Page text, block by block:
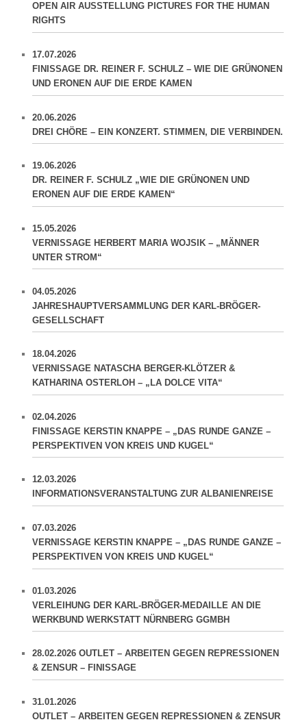
OPEN AIR AUSSTELLUNG PICTURES FOR THE HUMAN
RIGHTS
17.07.2026
FINISSAGE DR. REINER F. SCHULZ – WIE DIE GRÜNONEN
UND ERONEN AUF DIE ERDE KAMEN
20.06.2026
DREI CHÖRE – EIN KONZERT. STIMMEN, DIE VERBINDEN.
19.06.2026
DR. REINER F. SCHULZ „WIE DIE GRÜNONEN UND
ERONEN AUF DIE ERDE KAMEN“
15.05.2026
VERNISSAGE HERBERT MARIA WOJSIK – „MÄNNER
UNTER STROM“
04.05.2026
JAHRESHAUPTVERSAMMLUNG DER KARL-BRÖGER-
GESELLSCHAFT
18.04.2026
VERNISSAGE NATASCHA BERGER-KLÖTZER &
KATHARINA OSTERLOH – „LA DOLCE VITA“
02.04.2026
FINISSAGE KERSTIN KNAPPE – „DAS RUNDE GANZE –
PERSPEKTIVEN VON KREIS UND KUGEL“
12.03.2026
INFORMATIONSVERANSTALTUNG ZUR ALBANIENREISE
07.03.2026
VERNISSAGE KERSTIN KNAPPE – „DAS RUNDE GANZE –
PERSPEKTIVEN VON KREIS UND KUGEL“
01.03.2026
VERLEIHUNG DER KARL-BRÖGER-MEDAILLE AN DIE
WERKBUND WERKSTATT NÜRNBERG GGMBH
28.02.2026 OUTLET – ARBEITEN GEGEN REPRESSIONEN
& ZENSUR – FINISSAGE
31.01.2026
OUTLET – ARBEITEN GEGEN REPRESSIONEN & ZENSUR